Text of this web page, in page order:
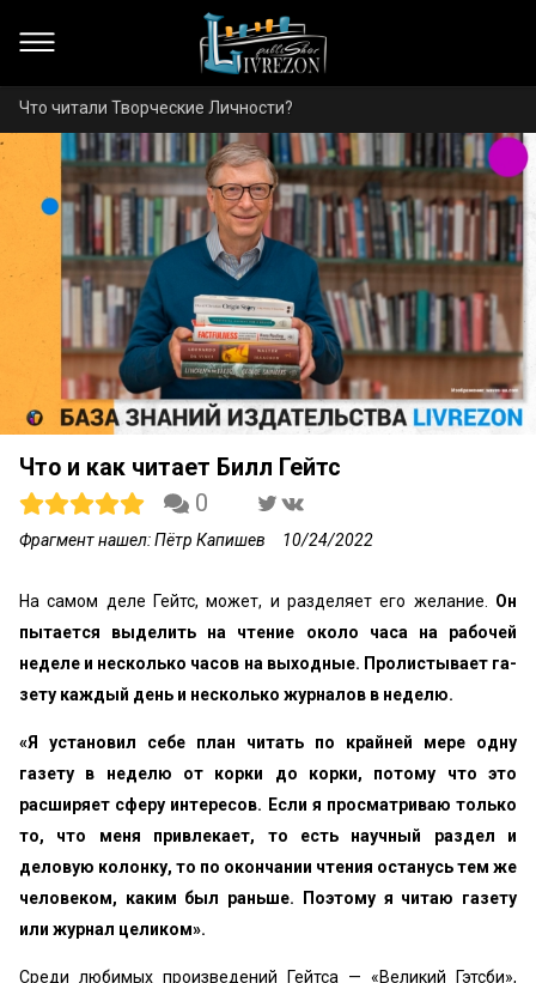
Что читали Творческие Личности?
Что и как читает Билл Гейтс
0
Фрагмент нашел: Пётр Капишев 10/24/2022
На самом деле Гейтс, может, и разделяет его желание. Он
пытается выделить на чтение около часа на рабочей
неделе и несколько часов на выходные. Пролистывает га­
зету каждый день и несколько журналов в неделю.
«Я установил себе план читать по крайней мере одну
газету в неделю от корки до корки, потому что это
расширяет сферу интересов. Если я просматриваю только
то, что меня привлекает, то есть научный раздел и
деловую колонку, то по окончании чтения останусь тем же
человеком, каким был раньше. Поэтому я читаю газету
или журнал целиком».
Среди любимых произведений Гейтса — «Великий Гэтсби»,